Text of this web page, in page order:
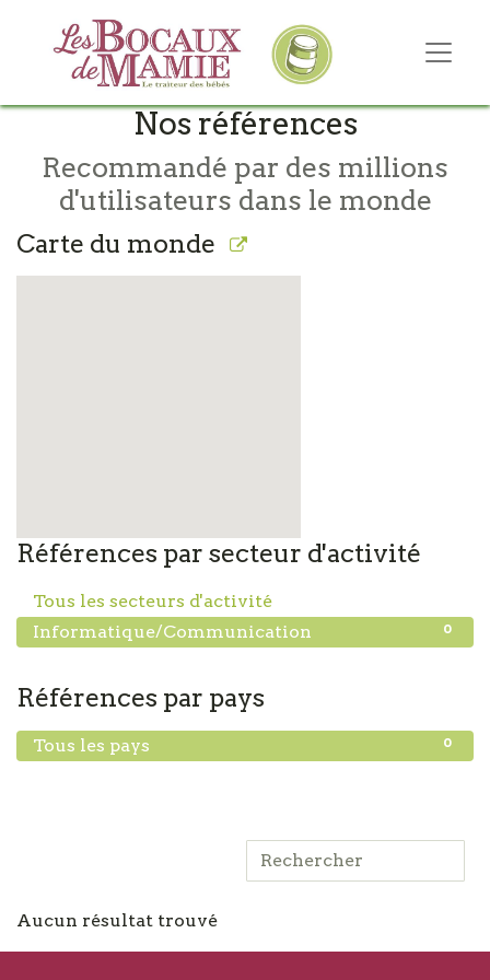
Nos références
Recommandé par des millions
d'utilisateurs dans le monde
Carte du monde
Références par secteur d'activité
Tous les secteurs d'activité
0
Informatique/Communication
Références par pays
0
Tous les pays
Aucun résultat trouvé